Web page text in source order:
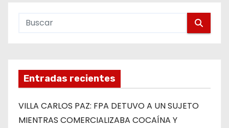
Entradas recientes
VILLA CARLOS PAZ: FPA DETUVO A UN SUJETO
MIENTRAS COMERCIALIZABA COCAÍNA Y